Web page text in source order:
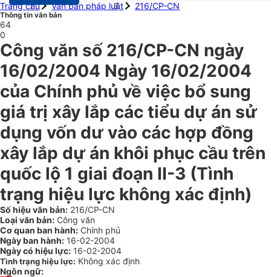
Trang chủ
Văn bản pháp luật 216/CP-CN
Thông tin văn bản
64
0
Công văn số 216/CP-CN ngày
16/02/2004 Ngày 16/02/2004
của Chính phủ về việc bổ sung
giá trị xây lắp các tiểu dự án sử
dụng vốn dư vào các hợp đồng
xây lắp dự án khôi phục cầu trên
quốc lộ 1 giai đoạn II-3 (Tình
trạng hiệu lực không xác định)
Số hiệu văn bản: 216/CP-CN
Loại văn bản: Công văn
Cơ quan ban hành: Chính phủ
Ngày ban hành: 16-02-2004
Ngày có hiệu lực: 16-02-2004
Tình trạng hiệu lực: Không xác định
Ngôn ngữ: